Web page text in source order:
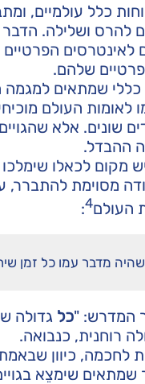
כלל עולמיים,
להרס ושלילה.
לאינטרסים
שלהם.
שמתאים למגמה
העולם
שונים. אלא
ההבדל.
מקום לכאלו
מסוימת להתברר,
העולם4
:
מדבר עמו כל זמן
המדרש: "כל גדולה
רוחנית, כנבואה.
לחכמה, כיוון
שימצֵא